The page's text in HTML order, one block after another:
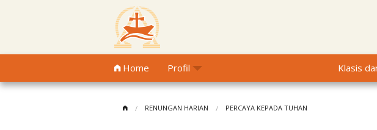
Home Profil Klasis
RENUNGAN HARIAN PERCAYA KEPADA TUHAN